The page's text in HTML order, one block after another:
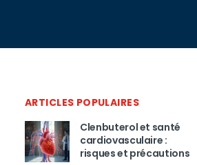
ARTICLES POPULAIRES
Clenbuterol et santé
cardiovasculaire :
risques et précautions